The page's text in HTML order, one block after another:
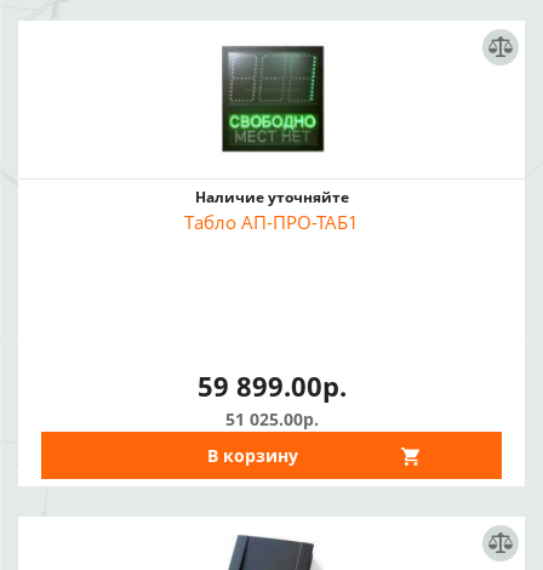
Наличие уточняйте
Табло АП-ПРО-ТАБ1
59 899.00р.
51 025.00р.
В корзину